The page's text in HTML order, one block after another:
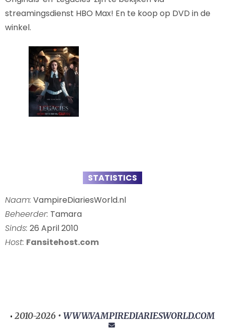
streamingsdienst HBO Max! En te koop op DVD in de
winkel.
STATISTICS
Naam: VampireDiariesWorld.nl
Beheerder: Tamara
Sinds: 26 April 2010
Host: Fansitehost.com
• 2010-2026 • WWW.VAMPIREDIARIESWORLD.COM